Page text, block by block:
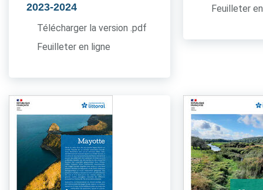
2023-2024
Télécharger la version .pdf
Feuilleter en ligne
Feuilleter